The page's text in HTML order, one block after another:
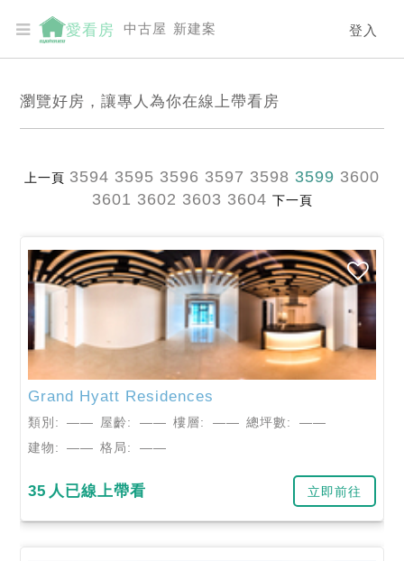
愛看房 登入
中古屋 新建案
瀏覽好房，讓專人為你在線上帶看房
上一頁 3594 3595 3596 3597 3598 3599 3600
3601 3602 3603 3604 下一頁
Grand Hyatt Residences
類別: —— 屋齡: —— 樓層: —— 總坪數:
——
建物:
—— 格局: ——
35 人已線上帶看 立即前往